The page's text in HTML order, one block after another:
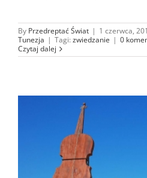
By Przedreptać Świat | 1 czerwca,
Tunezja | Tagi: zwiedzanie | 0
Czytaj dalej